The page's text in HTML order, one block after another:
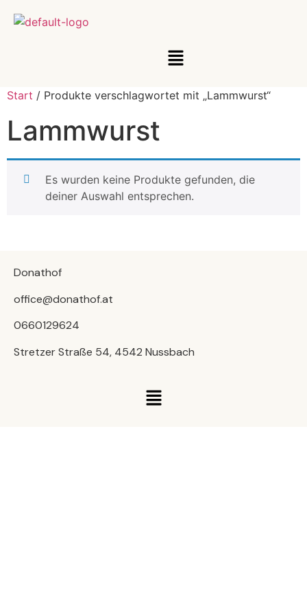
Start / Produkte verschlagwortet mit „Lammwurst“
Lammwurst
Es wurden keine Produkte gefunden, die
deiner Auswahl entsprechen.
Donathof
office@donathof.at
0660129624
Stretzer Straße 54, 4542 Nussbach